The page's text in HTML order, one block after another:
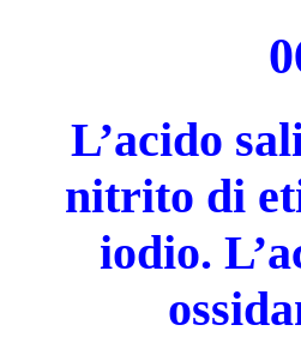
L’acido
nitrito di
iodio.